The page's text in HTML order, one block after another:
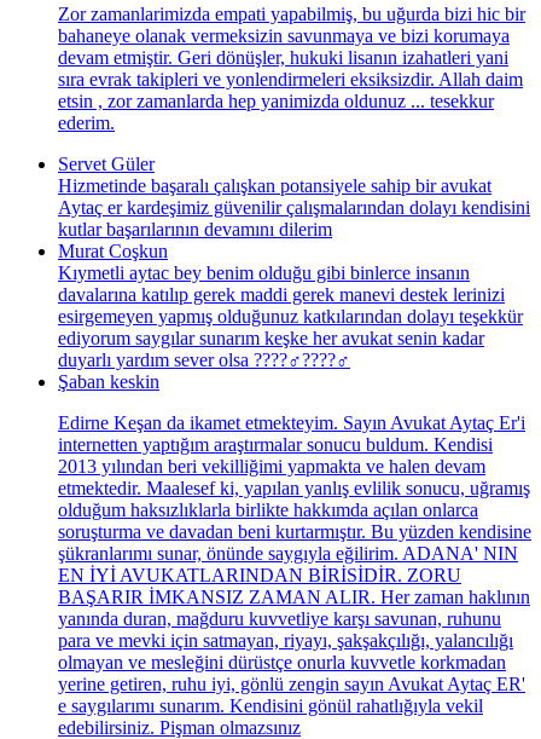
Zor zamanlarimizda empati yapabilmiş, bu uğurda bizi hic bir
bahaneye olanak vermeksizin savunmaya ve bizi korumaya
devam etmiştir. Geri dönüşler, hukuki lisanın izahatleri yani
sıra evrak takipleri ve yonlendirmeleri eksiksizdir. Allah daim
etsin , zor zamanlarda hep yanimizda oldunuz ... tesekkur
ederim.
Servet Güler
Hizmetinde başaralı çalışkan potansiyele sahip bir avukat
Aytaç er kardeşimiz güvenilir çalışmalarından dolayı kendisini
kutlar başarılarının devamını dilerim
Murat Coşkun
Kıymetli aytac bey benim olduğu gibi binlerce insanın
davalarına katılıp gerek maddi gerek manevi destek lerinizi
esirgemeyen yapmış olduğunuz katkılarından dolayı teşekkür
ediyorum saygılar sunarım keşke her avukat senin kadar
duyarlı yardım sever olsa ????‍♂️????‍♂️
Şaban keskin
Edirne Keşan da ikamet etmekteyim. Sayın Avukat Aytaç Er'i
internetten yaptığım araştırmalar sonucu buldum. Kendisi
2013 yılından beri vekilliğimi yapmakta ve halen devam
etmektedir. Maalesef ki, yapılan yanlış evlilik sonucu, uğramış
olduğum haksızlıklarla birlikte hakkımda açılan onlarca
soruşturma ve davadan beni kurtarmıştır. Bu yüzden kendisine
şükranlarımı sunar, önünde saygıyla eğilirim. ADANA' NIN
EN İYİ AVUKATLARINDAN BİRİSİDİR. ZORU
BAŞARIR İMKANSIZ ZAMAN ALIR. Her zaman haklının
yanında duran, mağduru kuvvetliye karşı savunan, ruhunu
para ve mevki için satmayan, riyayı, şakşakçılığı, yalancılığı
olmayan ve mesleğini dürüstçe onurla kuvvetle korkmadan
yerine getiren, ruhu iyi, gönlü zengin sayın Avukat Aytaç ER'
e saygılarımı sunarım. Kendisini gönül rahatlığıyla vekil
edebilirsiniz. Pişman olmazsınız